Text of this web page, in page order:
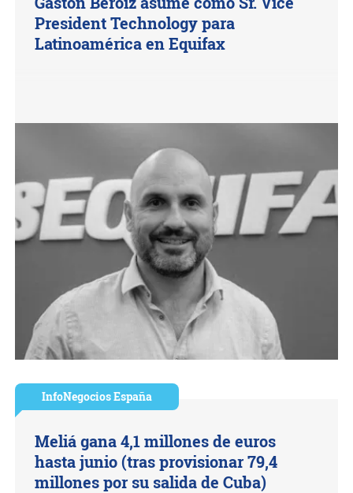
President Technology para
Latinoamérica en Equifax
InfoNegocios España
Meliá gana 4,1 millones de euros
hasta junio (tras provisionar 79,4
millones por su salida de Cuba)